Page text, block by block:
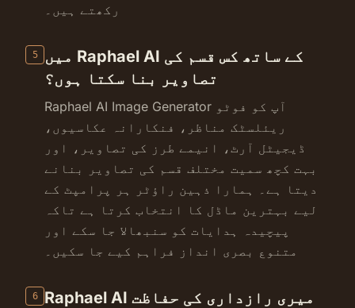
رکھتے ہیں۔
5
میں Raphael AI کے ساتھ کس قسم کی
تصاویر بنا سکتا ہوں؟
Raphael AI Image Generator آپ کو فوٹو
ریئلسٹک مناظر، فنکارانہ عکاسیوں،
ڈیجیٹل آرٹ، انیمے طرز کی تصاویر، اور
بہت کچھ سمیت مختلف قسم کی تصاویر بنانے
دیتا ہے۔ ہمارا ذہین راؤٹر ہر پرامپٹ کے
لیے بہترین ماڈل کا انتخاب کرتا ہے تاکہ
پیچیدہ ہدایات کو سنبھالا جا سکے اور
متنوع بصری انداز فراہم کیے جا سکیں۔
6
Raphael AI میری رازداری کی حفاظت